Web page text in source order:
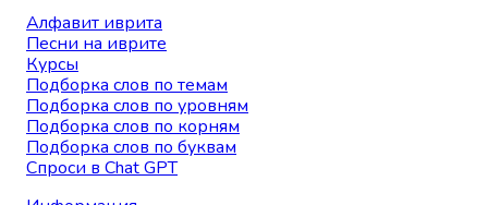
Алфавит иврита
Песни на иврите
Курсы
Подборка слов по темам
Подборка слов по уровням
Подборка слов по корням
Подборка слов по буквам
Спроси в Chat GPT